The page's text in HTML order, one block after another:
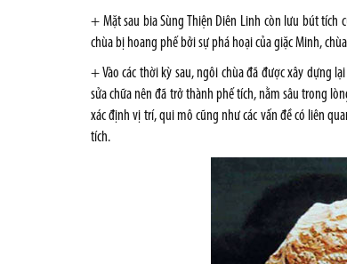
+ Mặt sau bia Sùng Thiện Diên Linh còn lư­u bút tích
chùa bị hoang phế bởi sự phá hoại của giặc Minh,
+ Vào các thời kỳ sau, ngôi chùa đã được xây dựng
sửa chữa nên đã trở thành phế tích, nằm sâu trong
xác định vị trí, qui mô cũng như­ các vấn đề có liên
tích.